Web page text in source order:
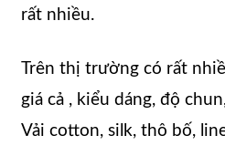
rất nhiều.
Trên thị trường có rất
giá cả , kiểu dáng, độ
Vải cotton, silk, thô bố,